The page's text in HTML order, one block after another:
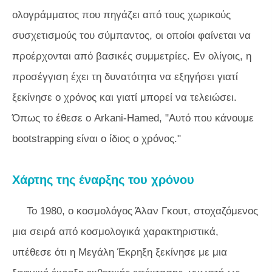
ολογράμματος που πηγάζει από τους χωρικούς
συσχετισμούς του σύμπαντος, οι οποίοι φαίνεται να
προέρχονται από βασικές συμμετρίες. Εν ολίγοις, η
προσέγγιση έχει τη δυνατότητα να εξηγήσει γιατί
ξεκίνησε ο χρόνος και γιατί μπορεί να τελειώσει.
Όπως το έθεσε ο Arkani-Hamed, "Αυτό που κάνουμε
bootstrapping είναι ο ίδιος ο χρόνος."
Χάρτης της έναρξης του χρόνου
Το 1980, ο κοσμολόγος Άλαν Γκουτ, στοχαζόμενος
μια σειρά από κοσμολογικά χαρακτηριστικά,
υπέθεσε ότι η Μεγάλη Έκρηξη ξεκίνησε με μια